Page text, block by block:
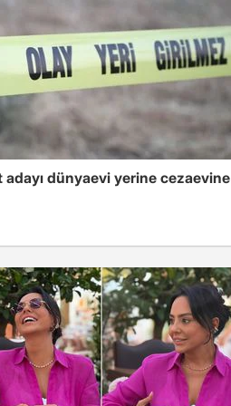
adayı dünyaevi yerine cezaevine